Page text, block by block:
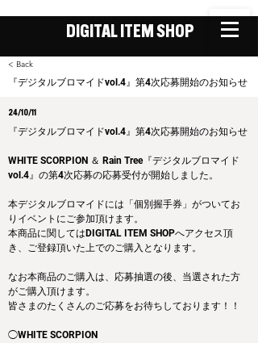
DIGITAL ITEM SHOP
< Back
『デジタルブロマイドvol.4』第4次応募開始のお知らせ
24/10/11
『デジタルブロマイドvol.4』第4次応募開始のお知らせ
WHITE SCORPION ＆ Rain Tree『デジタルブロマイド
vol.4』の第4次応募の応募受付が開始しました。
本デジタルブロマイドには「個別握手券」がついてお
りイベントにご参加頂けます。
本商品に関してはDIGITAL ITEM SHOPへアクセス頂
き、ご登録頂いた上でのご購入となります。
なお本商品のご購入は、応募抽選の後、当選された方
がご購入頂けます。
皆さまのたくさんのご応募をお待ちしております！！
◯WHITE SCORPION